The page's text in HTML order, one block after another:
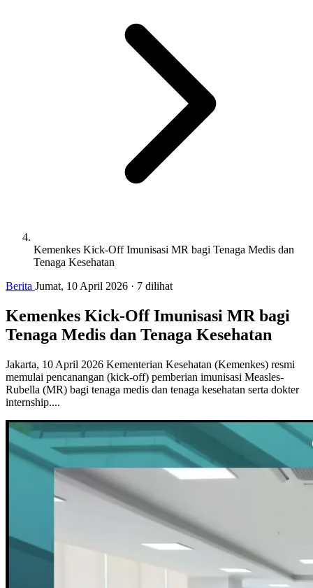
Kemenkes Kick-Off Imunisasi MR bagi Tenaga Medis dan
Tenaga Kesehatan
Berita Jumat, 10 April 2026 · 7 dilihat
Kemenkes Kick-Off Imunisasi MR bagi
Tenaga Medis dan Tenaga Kesehatan
Jakarta, 10 April 2026 Kementerian Kesehatan (Kemenkes) resmi
memulai pencanangan (kick-off) pemberian imunisasi Measles-
Rubella (MR) bagi tenaga medis dan tenaga kesehatan serta dokter
internship....